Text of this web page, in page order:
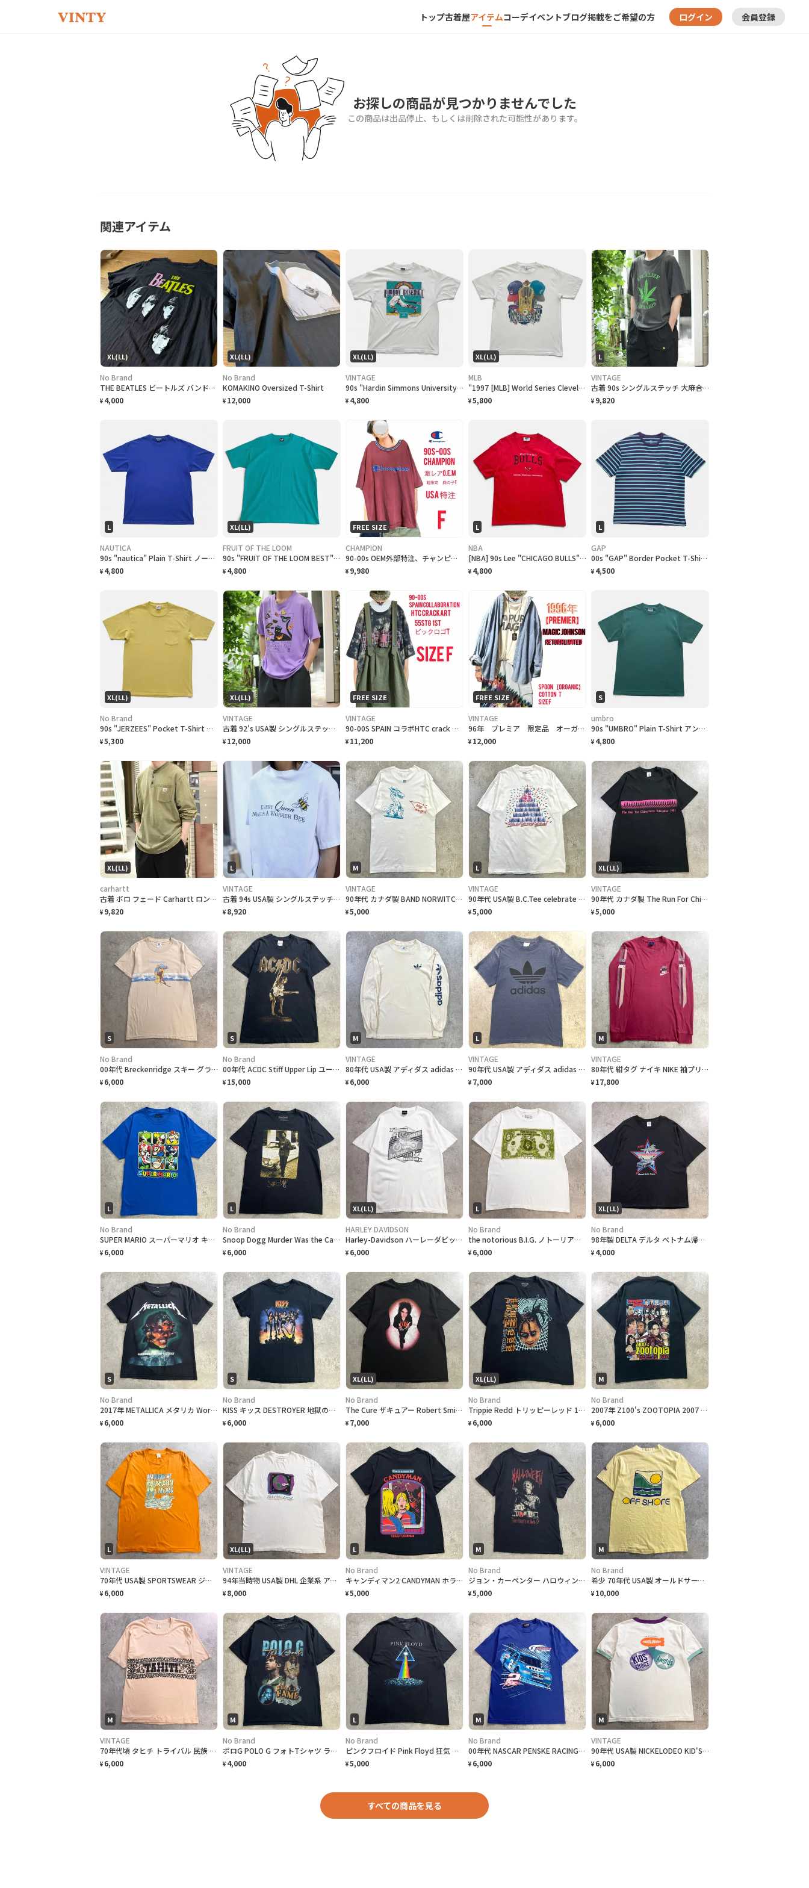
トップ古着屋アイテムコーデイベントブログ掲載をご希望の方 ログイン 会員登録
お探しの商品が見つかりませんでした
この商品は出品停止、もしくは削除された可能性があります。
関連アイテム
XL(LL)
No Brand
THE BEATLES ビートルズ バンドTシャツ
¥ 4,000
XL(LL)
No Brand
KOMAKINO Oversized T-Shirt
¥ 12,000
XL(LL)
VINTAGE
90s "Hardin Simmons University Cowboy Baseball" T-Shirt ハーディン シモンズ大学 カウボーイズベースボール Tシャツ [XL]
¥ 4,800
XL(LL)
MLB
"1997 [MLB] World Series Cleveland Indians vs Florida Marlins" T-Shirt [XL]
¥5,800
L
VINTAGE
古着 90s シングルステッチ 大麻合法化運動 プリントTシャツ フェード
¥ 9,820
L
NAUTICA
90s "nautica" Plain T-Shirt ノーティカ 無地Tシャツ [L]
¥ 4,800
XL(LL)
FRUIT OF THE LOOM
90s "FRUIT OF THE LOOM BEST" Plain T-Shirt フルーツオブザルーム無地Tシャツ [XL]
¥ 4,800
FREE SIZE
CHAMPION
90-00s OEM外部特注、チャンピオン、刺繍ロゴ鹿子ヘビーウェイトT F フェード
¥ 9,980
L
NBA
[NBA] 90s Lee "CHICAGO BULLS" embroidered Logo T-Shirt シカゴブルズ Tシャツ [L]
¥ 4,800
L
GAP
00s "GAP" Border Pocket T-Shirts ギャップ ボーダー ポケットTシャツ [L]
¥ 4,500
XL(LL)
No Brand
90s "JERZEES" Pocket T-Shirt ジャージーズ 無地ポケット Tシャツ [XL]
¥5,300
XL(LL)
VINTAGE
古着 92's USA製 シングルステッチ クラフトフェア 記念Tシャツ ネコ
¥ 12,000
FREE SIZE
VINTAGE
90-00S SPAIN コラボHTC crack ワッペンビックロゴ55STG T
¥ 11,200
FREE SIZE
VINTAGE
96年 プレミア 限定品 オーガニックコットン M.ジョンソン復帰記念 T. F
¥ 12,000
S
umbro
90s "UMBRO" Plain T-Shirt アンブロ 無地Tシャツ [S]
¥ 4,800
XL(LL)
carhartt
古着 ボロ フェード Carhartt ロンＴ 長袖Tシャツ ダメージ ポケット
¥ 9,820
L
VINTAGE
古着 94s USA製 シングルステッチ ハチ ジョーク Tシャツ ホワイト
¥ 8,920
M
VINTAGE
90年代 カナダ製 BAND NORWITCH ワンポイントロゴプリントTシャツ メンズM相当 古着 90s VINTAGE ヴィンテージ ドラゴン バックプリント シングルステッチ 白色
¥5,000
L
VINTAGE
90年代 USA製 B.C.Tee celebrate アートプリントTシャツ メンズL相当 古着 90s VINTAGE ヴィンテージ カナダ BC州 100周年記念 シングルステッチ 白色
¥5,000
XL(LL)
VINTAGE
90年代 カナダ製 The Run For Chiropractic Education チャリティプリントTシャツ メンズXL 古着 1991 90s VINTAGE ヴィンテージ マラソン アドバタイジング シングルステッチ 黒色
¥5,000
S
No Brand
00年代 Breckenridge スキー グラフィックプリントTシャツ メンズS 古着 00s Y2K VINTAGE ヴィンテージ スキーリゾート ブレッケンリッジ ピンガール バックプリント アドバタイジング
¥ 6,000
S
No Brand
00年代 ACDC Stiff Upper Lip ユーロツアーTシャツ バンドTシャツ メンズS相当 古着 00s Y2K VINTAGE ヴィンテージ アンガス・ヤング バンT シングルステッチ 黒
¥ 15,000
M
VINTAGE
80年代 USA製 アディダス adidas 袖プリント トレフォイルロゴ 長袖 ロングTシャツ ロンT メンズM 古着 80s VINTAGE ヴィンテージ アイビリー オフホワイト
¥ 6,000
L
VINTAGE
90年代 USA製 アディダス adidas 両面プリント トレフォイルロゴ Tシャツ メンズL-XL相当 古着 90s VINTAGE ヴィンテージ 杢ネイビー
¥ 7,000
M
VINTAGE
80年代 紺タグ ナイキ NIKE 袖プリント 三連ロゴ 長袖 ロングTシャツ ロンT メンズM 古着 80s VINTAGE ヴィンテージ バーガンディ
¥ 17,800
L
No Brand
SUPER MARIO スーパーマリオ キャラクターTシャツ メンズL 古着 2021年公式オフィシャルプリント 任天堂 ゲームTシャツ 青色
¥ 6,000
L
No Brand
Snoop Dogg Murder Was the Case スヌープドッグ フォトプリントT ラップTシャツ メンズL 古着 映画 アーティスト ヒップホップ HIPHOP 黒
¥ 6,000
XL(LL)
HARLEY DAVIDSON
Harley-Davidson ハーレーダビッドソン ロゴプリントTシャツ メンズXL 古着 2020 アメカジ バイク モーターサイクル バックプリント 白色
¥ 6,000
L
No Brand
the notorious B.I.G. ノトーリアス B.I.G. ドル札 パロディプリント ラップTシャツ メンズL 古着 アーティスト Mo Money Mo Problems Biggie ビギー フォトT ヒップホップ HIPHOP 白色
¥ 6,000
XL(LL)
No Brand
98年製 DELTA デルタ ベトナム帰還兵 メモリアルクラシック プリント Tシャツ メンズXL 古着 1998年 短丈リサイズ アメカジ 黒
¥ 4,000
S
No Brand
2017年 METALLICA メタリカ WorldWired 世界ツアー バンドTシャツ メンズS 古着 ロックT WorldWired Tour 2017 両面プリント ツアー日程 黒色
¥ 6,000
S
No Brand
KISS キッス DESTROYER 地獄の軍団 アルバム アート プリント Tシャツ メンズS相当 古着 ロックT 黒色
¥ 6,000
XL(LL)
No Brand
The Cure ザキュアー Robert Smith ロバートスミス プリントTシャツ メンズXL 古着 バンドTシャツ 黒色
¥ 7,000
XL(LL)
No Brand
Trippie Redd トリッピーレッド 1400 フェイスフォト サイケデリック ラップTシャツ メンズXL 古着 ヒップホップ 黒
¥ 6,000
M
No Brand
2007年 Z100's ZOOTOPIA 2007 音楽フェス 両面プロモ Tシャツ メンズM 古着 マルーン5 リアーナ フェスT バンT ラジオ局 Y2K 黒色
¥ 6,000
L
VINTAGE
70年代 USA製 SPORTSWEAR ジョークプリントTシャツ メンズL 古着 1978 70s VINTAGE ヴィンテージ メッセージ シングルステッチ
¥ 6,000
XL(LL)
VINTAGE
94年当時物 USA製 DHL 企業系 アート プリントTシャツ メンズXL アメリカ製 アートT アドバタイジング 古着 白色
¥ 8,000
L
No Brand
キャンディマン2 CANDYMAN ホラー映画 都市伝説 アメコミ風 グラフィック ムービーTシャツ メンズL 黒色
¥5,000
M
No Brand
ジョン・カーペンター ハロウィン HALLOWEEN マイケルマイヤーズ ホラー 映画 半袖 ムービーTシャツ メンズM 古着 黒色
¥5,000
M
No Brand
希少 70年代 USA製 オールドサーフ最初期 OFF SHORE オフショア 袖ロゴ 両面プリント サーフTシャツ メンズM Hanes BEEFY-T 希少TM表記 アメリカ製 古着 VINTAGE シングルステッチ ヴィンテージ ライトイエロー 黄色
¥ 10,000
M
VINTAGE
70年代頃 タヒチ トライバル 民族 紋様 プリント Tシャツ メンズM相当 スーベニアTシャツ シングルステッチ ヴィンテージ
¥ 6,000
M
No Brand
ポロG POLO G フォトTシャツ ラップT メンズM 黒 古着 バンT ミュージックT ヒップホップ The Goat HALL of FAME 黒色
¥ 4,000
L
No Brand
ピンクフロイド Pink Floyd 狂気 プリズム バンドTシャツ メンズL バンT ミュージックT 黒色
¥5,000
M
No Brand
00年代 NASCAR PENSKE RACING 2009 TOUR モーターサイクル レーシングTシャツ メンズM 古着 00s Y2K ヴィンテージ VINTAGE Miller LITE ビール 企業 アドバタイジング 青色
¥ 6,000
M
VINTAGE
90年代 USA製 NICKELODEO KID'S CHOICE AWARDS リンガーTシャツ メンズM 古着 1997 90s VINTAGE ヴィンテージ ニコロデオン キッズチョイスアワード バックプリント 裾シングルステッチ 白色
¥ 6,000
すべての商品を見る